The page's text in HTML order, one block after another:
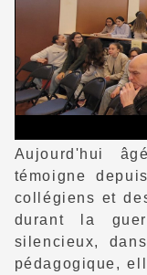
Aujourd'hui
témoigne
collégiens et
durant la
silencieux,
pédagogique,